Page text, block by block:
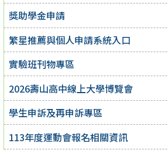
獎助學金申請
繁星推薦與個人申請系統入口
實驗班刊物專區
2026壽山高中線上大學博覽會
學生申訴及再申訴專區
113年度運動會報名相關資訊